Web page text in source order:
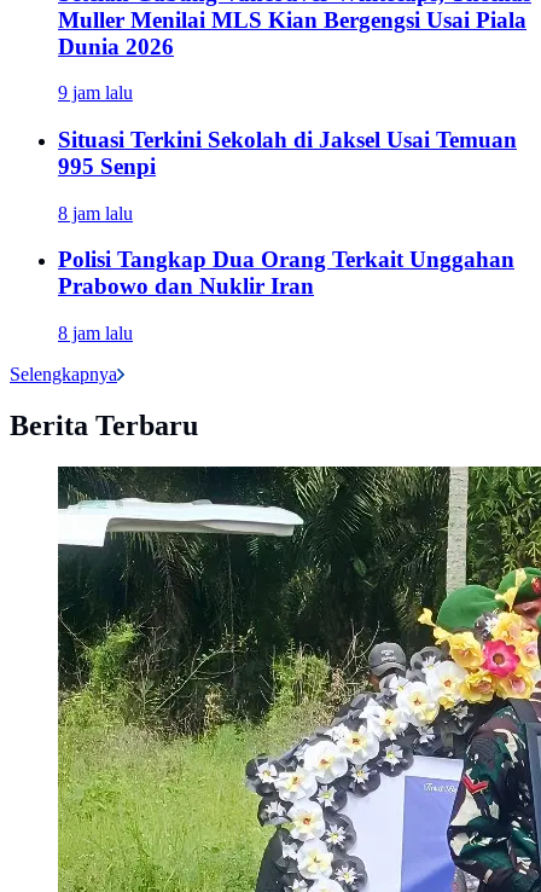
Muller Menilai MLS Kian Bergengsi Usai Piala
Dunia 2026
9 jam lalu
Situasi Terkini Sekolah di Jaksel Usai Temuan
995 Senpi
8 jam lalu
Polisi Tangkap Dua Orang Terkait Unggahan
Prabowo dan Nuklir Iran
8 jam lalu
Selengkapnya
Berita Terbaru